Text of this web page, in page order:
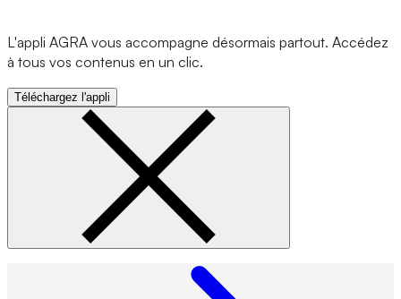
L'appli AGRA vous accompagne désormais partout. Accédez
à tous vos contenus en un clic.
Téléchargez l'appli